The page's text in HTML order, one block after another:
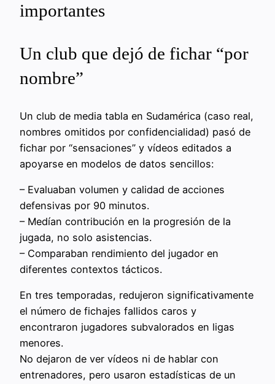
importantes
Un club que dejó de fichar “por
nombre”
Un club de media tabla en Sudamérica (caso real,
nombres omitidos por confidencialidad) pasó de
fichar por “sensaciones” y vídeos editados a
apoyarse en modelos de datos sencillos:
– Evaluaban volumen y calidad de acciones
defensivas por 90 minutos.
– Medían contribución en la progresión de la
jugada, no solo asistencias.
– Comparaban rendimiento del jugador en
diferentes contextos tácticos.
En tres temporadas, redujeron significativamente
el número de fichajes fallidos caros y
encontraron jugadores subvalorados en ligas
menores.
No dejaron de ver vídeos ni de hablar con
entrenadores, pero usaron estadísticas de un